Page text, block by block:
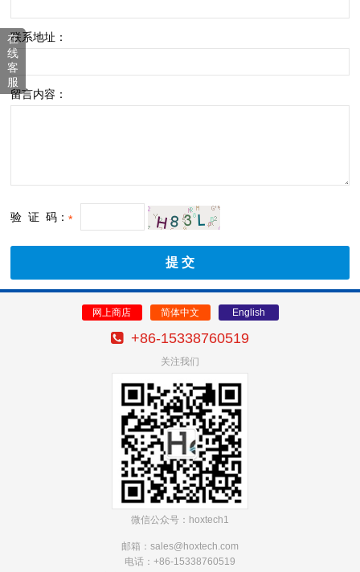
联系地址：
留言内容：
验 证 码：*
网上商店 简体中文 English
+86-15338760519
关注我们
微信公众号：hoxtech1
邮箱：sales@hoxtech.com
电话：+86-15338760519
在
线
客
服